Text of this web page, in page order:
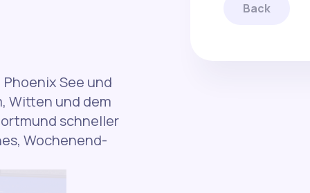
See und
Witten und dem
schneller
Wochenend-
Back